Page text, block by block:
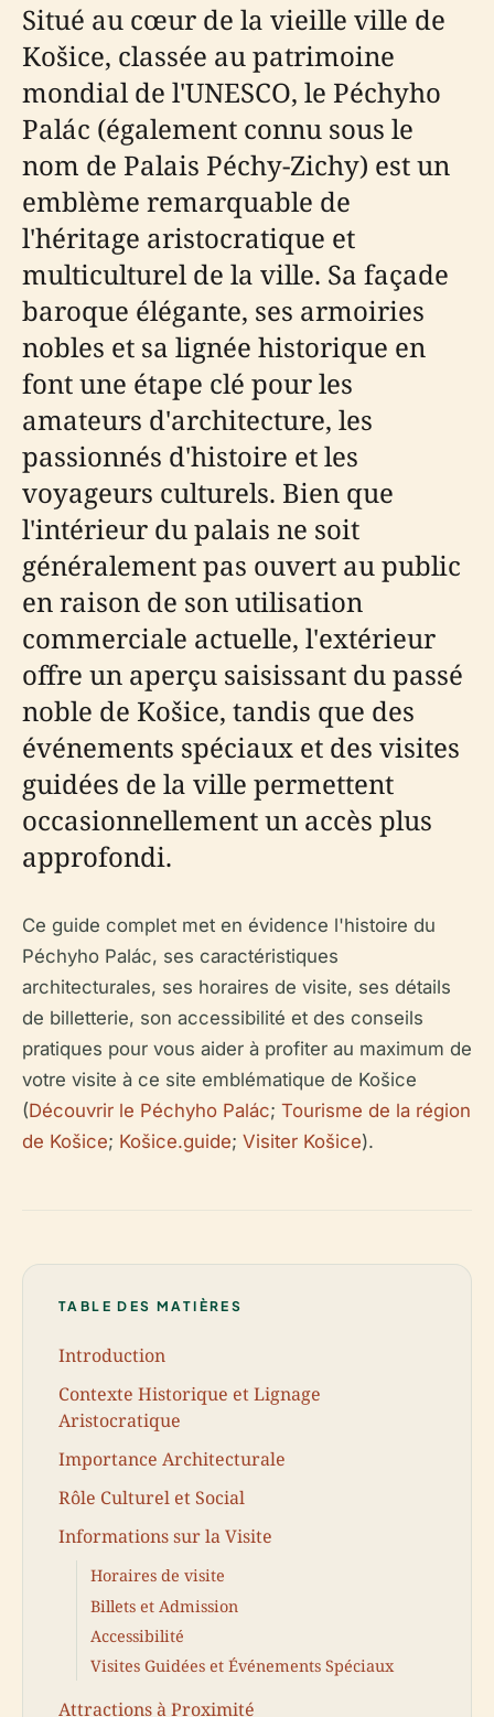
Situé au cœur de la vieille ville de
Košice, classée au patrimoine
mondial de l'UNESCO, le Péchyho
Palác (également connu sous le
nom de Palais Péchy-Zichy) est un
emblème remarquable de
l'héritage aristocratique et
multiculturel de la ville. Sa façade
baroque élégante, ses armoiries
nobles et sa lignée historique en
font une étape clé pour les
amateurs d'architecture, les
passionnés d'histoire et les
voyageurs culturels. Bien que
l'intérieur du palais ne soit
généralement pas ouvert au public
en raison de son utilisation
commerciale actuelle, l'extérieur
offre un aperçu saisissant du passé
noble de Košice, tandis que des
événements spéciaux et des visites
guidées de la ville permettent
occasionnellement un accès plus
approfondi.
Ce guide complet met en évidence l'histoire du
Péchyho Palác, ses caractéristiques
architecturales, ses horaires de visite, ses détails
de billetterie, son accessibilité et des conseils
pratiques pour vous aider à profiter au maximum de
votre visite à ce site emblématique de Košice
(Découvrir le Péchyho Palác; Tourisme de la région
de Košice; Košice.guide; Visiter Košice).
TABLE DES MATIÈRES
Introduction
Contexte Historique et Lignage
Aristocratique
Importance Architecturale
Rôle Culturel et Social
Informations sur la Visite
Horaires de visite
Billets et Admission
Accessibilité
Visites Guidées et Événements Spéciaux
Attractions à Proximité